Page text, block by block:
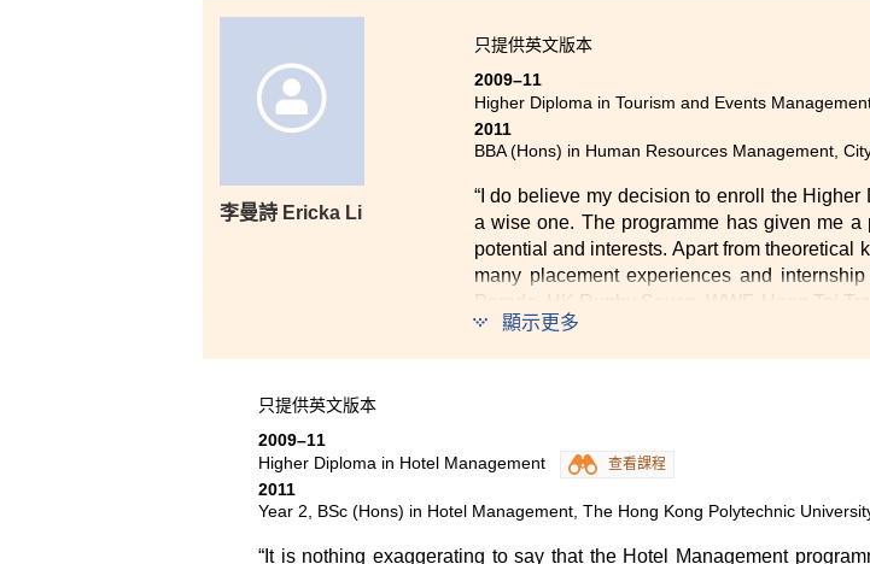
李曼詩 Ericka Li
只提供英文版本
2009–11
Higher Diploma in Tourism and Events
2011
BBA (Hons) in Human Resources Management,
“I do believe my decision to enroll the
a wise one. The programme has given me
potential and interests. Apart from theoretical
many placement experiences and
Parade, HK Rugby Seven, WWF, Hong Tai
pragmatic to our studies as well as the future
Lecturers are caring, supportive and
assignments and projects, but also they are
either the future studies or career planning.
we have both faith and courage that will
顯示更多
只提供英文版本
2009–11
Higher Diploma in Hotel Management
查看課程
2011
Year 2, BSc (Hons) in Hotel Management, The Hong Kong Polytechnic
“It is nothing exaggerating to say that the Hotel Management